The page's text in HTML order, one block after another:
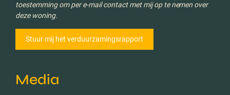
toestemming om per e-mail contact met mij op te nemen over
deze woning.
Media